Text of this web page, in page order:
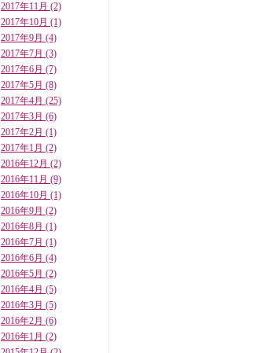
2017年11月 (2)
2017年10月 (1)
2017年9月 (4)
2017年7月 (3)
2017年6月 (7)
2017年5月 (8)
2017年4月 (25)
2017年3月 (6)
2017年2月 (1)
2017年1月 (2)
2016年12月 (2)
2016年11月 (9)
2016年10月 (1)
2016年9月 (2)
2016年8月 (1)
2016年7月 (1)
2016年6月 (4)
2016年5月 (2)
2016年4月 (5)
2016年3月 (5)
2016年2月 (6)
2016年1月 (2)